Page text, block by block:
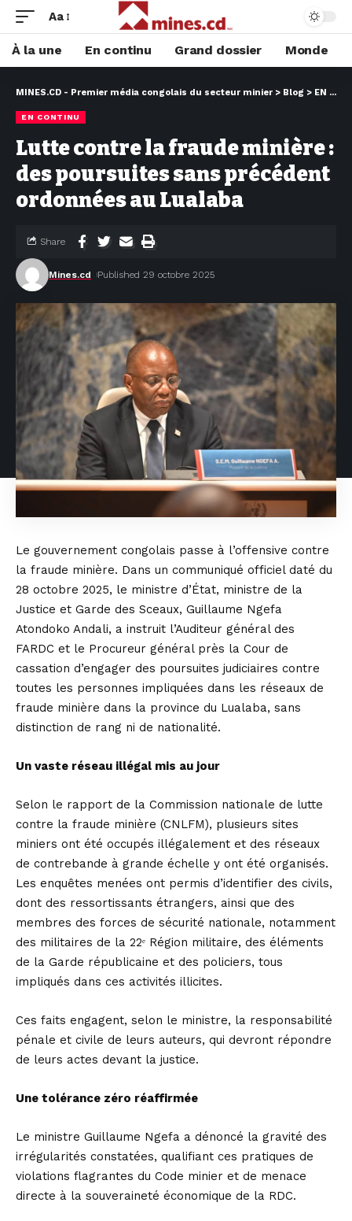
Aa
À la une En continu Grand dossier Monde
MINES.CD - Premier média congolais du secteur minier > Blog > EN CONTINU
EN CONTINU
Lutte contre la fraude minière :
des poursuites sans précédent
ordonnées au Lualaba
Mines.cd Published 29 octobre 2025
Share
Le gouvernement congolais passe à l’offensive contre
la fraude minière. Dans un communiqué officiel daté du
28 octobre 2025, le ministre d’État, ministre de la
Justice et Garde des Sceaux, Guillaume Ngefa
Atondoko Andali, a instruit l’Auditeur général des
FARDC et le Procureur général près la Cour de
cassation d’engager des poursuites judiciaires contre
toutes les personnes impliquées dans les réseaux de
fraude minière dans la province du Lualaba, sans
distinction de rang ni de nationalité.
Un vaste réseau illégal mis au jour
Selon le rapport de la Commission nationale de lutte
contre la fraude minière (CNLFM), plusieurs sites
miniers ont été occupés illégalement et des réseaux
de contrebande à grande échelle y ont été organisés.
Les enquêtes menées ont permis d’identifier des civils,
dont des ressortissants étrangers, ainsi que des
membres des forces de sécurité nationale, notamment
des militaires de la 22ᵉ Région militaire, des éléments
de la Garde républicaine et des policiers, tous
impliqués dans ces activités illicites.
Ces faits engagent, selon le ministre, la responsabilité
pénale et civile de leurs auteurs, qui devront répondre
de leurs actes devant la justice.
Une tolérance zéro réaffirmée
Le ministre Guillaume Ngefa a dénoncé la gravité des
irrégularités constatées, qualifiant ces pratiques de
violations flagrantes du Code minier et de menace
directe à la souveraineté économique de la RDC.